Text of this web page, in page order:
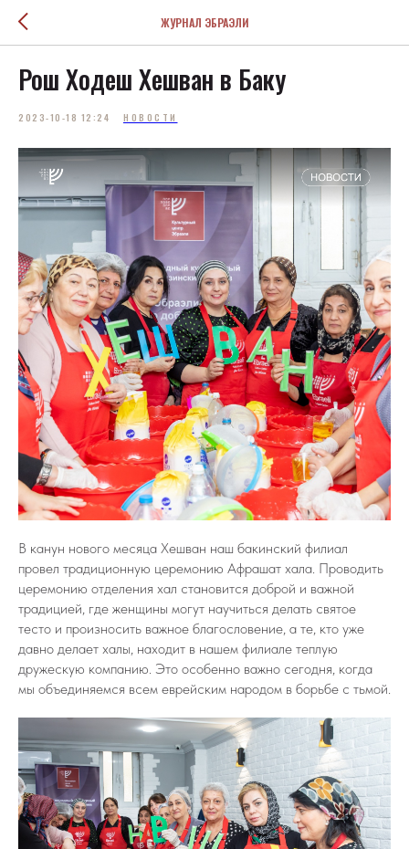
ЖУРНАЛ ЭБРАЭЛИ
Рош Ходеш Хешван в Баку
2023-10-18 12:24 НОВОСТИ
В канун нового месяца Хешван наш бакинский филиал
провел традиционную церемонию Афрашат хала. Проводить
церемонию отделения хал становится доброй и важной
традицией, где женщины могут научиться делать святое
тесто и произносить важное благословение, а те, кто уже
давно делает халы, находит в нашем филиале теплую
дружескую компанию. Это особенно важно сегодня, когда
мы объединяемся всем еврейским народом в борьбе с тьмой.